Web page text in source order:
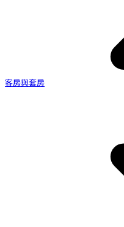
客房與套房